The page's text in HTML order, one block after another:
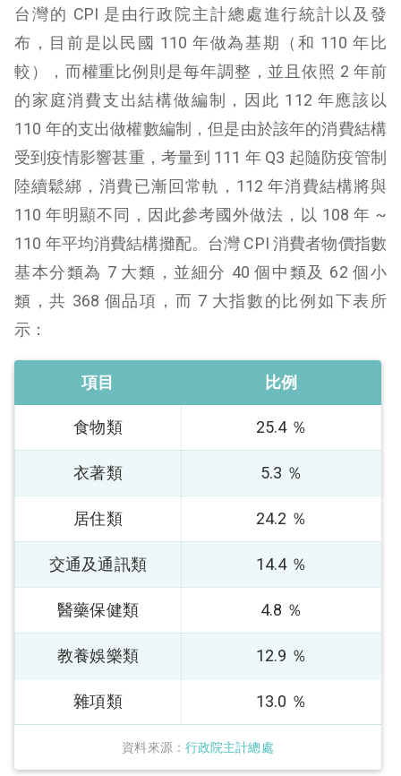
台灣的 CPI 是由行政院主計總處進行統計以及發
布，目前是以民國 110 年做為基期（和 110 年比
較），而權重比例則是每年調整，並且依照 2 年前
的家庭消費支出結構做編制，因此 112 年應該以
110 年的支出做權數編制，但是由於該年的消費結構
受到疫情影響甚重，考量到 111 年 Q3 起隨防疫管制
陸續鬆綁，消費已漸回常軌，112 年消費結構將與
110 年明顯不同，因此參考國外做法，以 108 年 ~
110 年平均消費結構攤配。台灣 CPI 消費者物價指數
基本分類為 7 大類，並細分 40 個中類及 62 個小
類，共 368 個品項，而 7 大指數的比例如下表所
示：
資料來源： 行政院主計總處
項目 比例
食物類 25.4 ％
衣著類 5.3 ％
居住類 24.2 ％
交通及通訊類 14.4 ％
醫藥保健類 4.8 ％
教養娛樂類 12.9 ％
雜項類 13.0 ％